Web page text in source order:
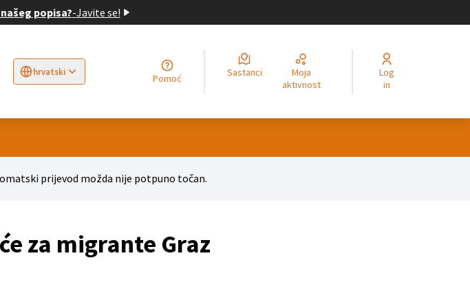
popisa?-Javite se!
hrvatski
Sprache wählen Choose languageElegir el idioma Choisir la langue Alege limba Izberi jezikOdaberite jezik
Pomoć Sastanci
Moja
aktivnost
Log
in
prijevod možda nije potpuno točan.
za migrante Graz